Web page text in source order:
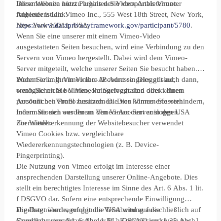
Informationen hierzu erhalten Sie vom Anbieter unter
folgendem Link:
https://www.dataprivacyframework.gov/participant/5780.
Diese Website nutzt Plugins des Videoportals Vimeo.
Anbieter ist die Vimeo Inc., 555 West 18th Street, New York,
New York 10011, USA.
Wenn Sie eine unserer mit einem Vimeo-Video
ausgestatteten Seiten besuchen, wird eine Verbindung zu den
Servern von Vimeo hergestellt. Dabei wird dem Vimeo-
Server mitgeteilt, welche unserer Seiten Sie besucht haben.
Zudem erlangt Vimeo Ihre IP-Adresse. Dies gilt auch dann,
wenn Sie nicht bei Vimeo eingeloggt sind oder keinen
Account bei Vimeo besitzen. Die von Vimeo erfassten
Informationen werden an den Vimeo-Server in den USA
übermittelt.
Wenn Sie in Ihrem Vimeo-Account eingeloggt sind,
ermöglichen Sie Vimeo, Ihr Surfverhalten direkt Ihrem
persönlichen Profil zuzuordnen. Dies können Sie verhindern,
indem Sie sich aus Ihrem Vimeo-Account ausloggen.
Zur Wiedererkennung der Websitebesucher verwendet
Vimeo Cookies bzw. vergleichbare
Wiedererkennungstechnologien (z. B. Device-
Fingerprinting).
Die Nutzung von Vimeo erfolgt im Interesse einer
ansprechenden Darstellung unserer Online-Angebote. Dies
stellt ein berechtigtes Interesse im Sinne des Art. 6 Abs. 1 lit.
f DSGVO dar. Sofern eine entsprechende Einwilligung
abgefragt wurde, erfolgt die Verarbeitung ausschließlich auf
Die Datenübertragung in die USA wird auf die